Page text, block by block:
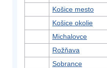
Košice mesto
Košice okolie
Michalovce
Rožňava
Sobrance